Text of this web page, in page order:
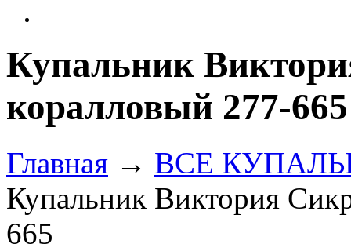
Купальник
коралловый 277-665
Главная → ВСЕ
Купальник Виктория
665